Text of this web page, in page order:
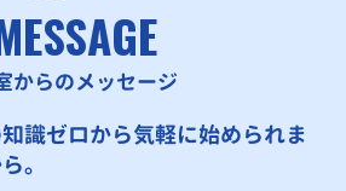
からのメッセージ
識ゼロから気軽に始められま
。